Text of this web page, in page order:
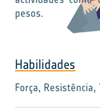
pesos.
Habilidades
Força,